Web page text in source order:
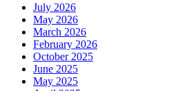
July 2026
May 2026
March 2026
February 2026
October 2025
June 2025
May 2025